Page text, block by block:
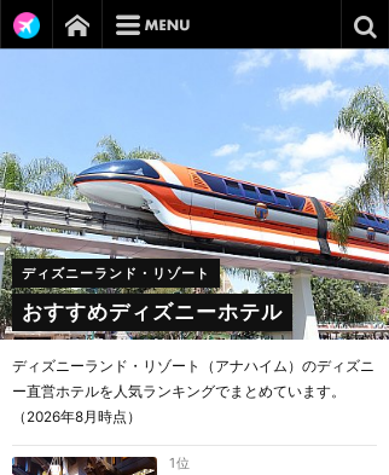
ディズニーランド・リゾート
おすすめディズニーホテル
ディズニーランド・リゾート（アナハイム）のディズニ
ー直営ホテルを人気ランキングでまとめています。
（2026年8月時点）
1位